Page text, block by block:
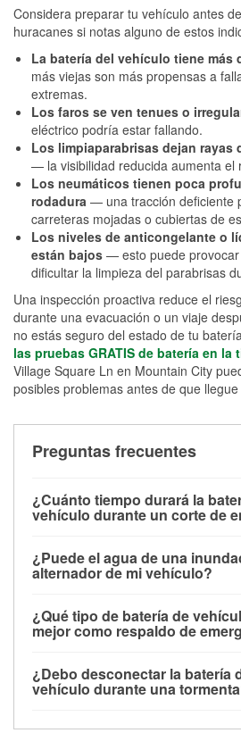
Considera preparar tu vehículo antes
huracanes si notas alguno de estos
La batería del vehículo tiene más
más viejas son más propensas a
extremas.
Los faros se ven tenues o
eléctrico podría estar fallando.
Los limpiaparabrisas dejan rayas
— la visibilidad reducida aumenta el
Los neumáticos tienen poca
rodadura — una tracción deficiente
carreteras mojadas o cubiertas de
Los niveles de anticongelante o
están bajos — esto puede
dificultar la limpieza del parabrisas
Una inspección proactiva reduce el
durante una evacuación o un viaje
no estás seguro del estado de tu
las pruebas GRATIS de batería en la
Village Square Ln en Mountain City
posibles problemas antes de que
Preguntas frecuentes
¿Cuánto tiempo durará la
vehículo durante un corte de
alimentar pequeños accesorios
limitado, pero el uso repetido sin
contar con un equipo de carga
cortes prolongados.
¿Puede el agua de una
alternador de mi vehículo?
parte baja del compartimento del
dañarse si se sumergen, lo que
días después de la exposición.
¿Qué tipo de batería de
mejor como respaldo de
para aplicaciones de ciclo
selladas, resistentes a las
¿Debo desconectar la batería
vehículo durante una